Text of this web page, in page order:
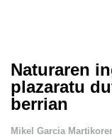
Naturaren
plazaratu
berrian
Mikel Garcia